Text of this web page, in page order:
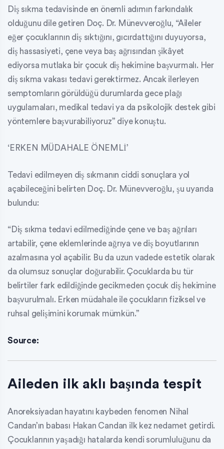
Diş sıkma tedavisinde en önemli adımın farkındalık
olduğunu dile getiren Doç. Dr. Münevveroğlu, “Aileler
eğer çocuklarının diş sıktığını, gıcırdattığını duyuyorsa,
diş hassasiyeti, çene veya baş ağrısından şikâyet
ediyorsa mutlaka bir çocuk diş hekimine başvurmalı. Her
diş sıkma vakası tedavi gerektirmez. Ancak ilerleyen
semptomların görüldüğü durumlarda gece plağı
uygulamaları, medikal tedavi ya da psikolojik destek gibi
yöntemlere başvurabiliyoruz” diye konuştu.
‘ERKEN MÜDAHALE ÖNEMLİ’
Tedavi edilmeyen diş sıkmanın ciddi sonuçlara yol
açabileceğini belirten Doç. Dr. Münevveroğlu, şu uyarıda
bulundu:
“Diş sıkma tedavi edilmediğinde çene ve baş ağrıları
artabilir, çene eklemlerinde ağrıya ve diş boyutlarının
azalmasına yol açabilir. Bu da uzun vadede estetik olarak
da olumsuz sonuçlar doğurabilir. Çocuklarda bu tür
belirtiler fark edildiğinde gecikmeden çocuk diş hekimine
başvurulmalı. Erken müdahale ile çocukların fiziksel ve
ruhsal gelişimini korumak mümkün.”
Source:
Aileden ilk aklı başında tespit
Anoreksiyadan hayatını kaybeden fenomen Nihal
Candan’ın babası Hakan Candan ilk kez nedamet getirdi.
Çocuklarının yaşadığı hatalarda kendi sorumluluğunu da